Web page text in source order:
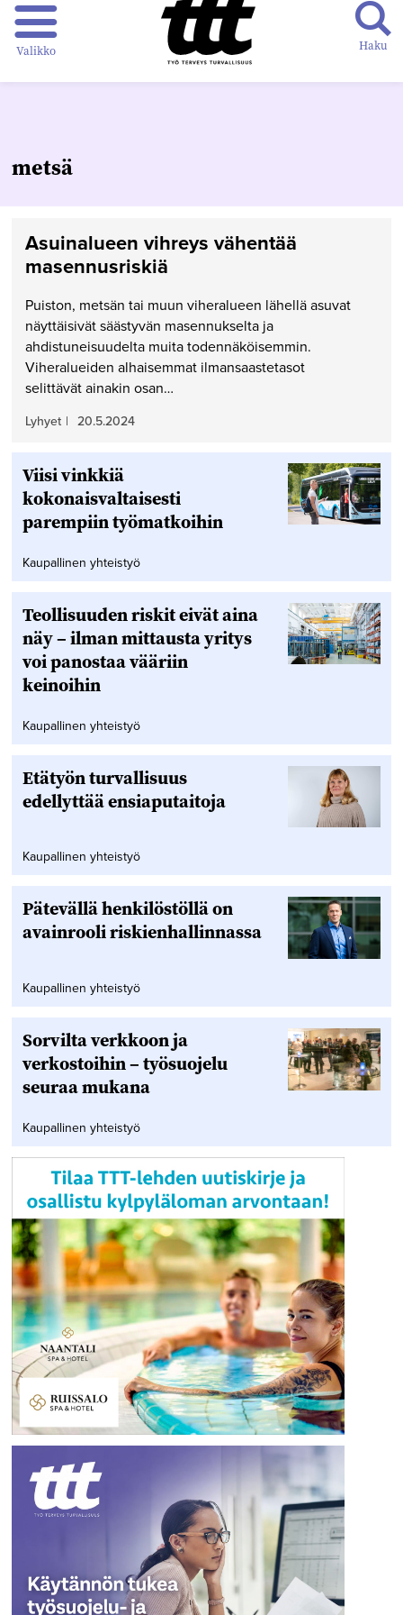
Valikko Haku
metsä
Asuinalueen vihreys vähentää
masennusriskiä
Puiston, metsän tai muun viheralueen lähellä asuvat
näyttäisivät säästyvän masennukselta ja
ahdistuneisuudelta muita todennäköisemmin.
Viheralueiden alhaisemmat ilmansaastetasot
selittävät ainakin osan…
Lyhyet | 20.5.2024
Viisi vinkkiä
kokonaisvaltaisesti
parempiin työmatkoihin
Kaupallinen yhteistyö
Teollisuuden riskit eivät aina
näy – ilman mittausta yritys
voi panostaa vääriin
keinoihin
Kaupallinen yhteistyö
Etätyön turvallisuus
edellyttää ensiaputaitoja
Kaupallinen yhteistyö
Pätevällä henkilöstöllä on
avainrooli riskienhallinnassa
Kaupallinen yhteistyö
Sorvilta verkkoon ja
verkostoihin – työsuojelu
seuraa mukana
Kaupallinen yhteistyö